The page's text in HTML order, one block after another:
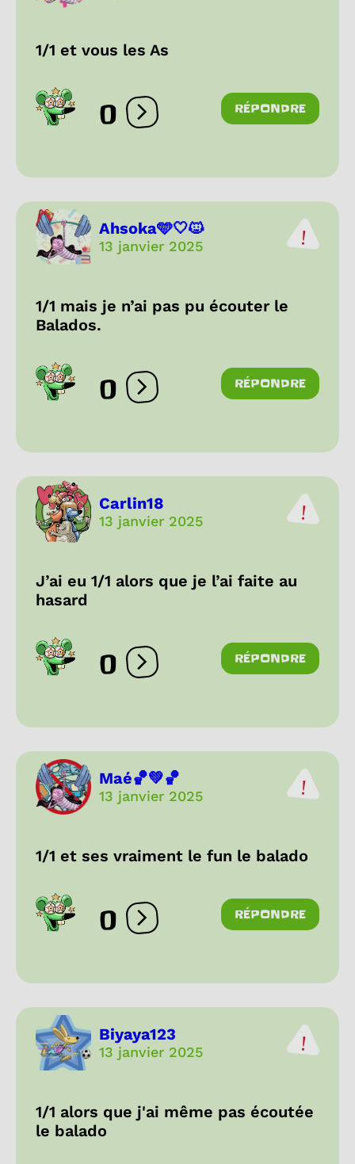
1/1 et vous les As
0 Ouvrir les réactions
RÉPONDRE
Ahsoka🩵🤍🐱
13 janvier 2025
1/1 mais je n’ai pas pu écouter le
Balados.
0 Ouvrir les réactions
RÉPONDRE
Carlin18
13 janvier 2025
J’ai eu 1/1 alors que je l’ai faite au
hasard
0 Ouvrir les réactions
RÉPONDRE
Maé🏀💚🏀
13 janvier 2025
1/1 et ses vraiment le fun le balado
0 Ouvrir les réactions
RÉPONDRE
Biyaya123
13 janvier 2025
1/1 alors que j'ai même pas écoutée
le balado